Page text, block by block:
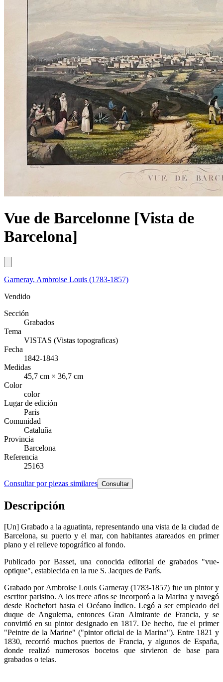
Vue de Barcelonne [Vista de
Barcelona]
Garneray, Ambroise Louis (1783-1857)
Vendido
Sección
Grabados
Tema
VISTAS (Vistas topograficas)
Fecha
1842-1843
Medidas
45,7 cm × 36,7 cm
Color
color
Lugar de edición
Paris
Comunidad
Cataluña
Provincia
Barcelona
Referencia
25163
Consultar por piezas similares Consultar
Descripción
[Un] Grabado a la aguatinta, representando una vista de la ciudad de
Barcelona, su puerto y el mar, con habitantes atareados en primer
plano y el relieve topográfico al fondo.
Publicado por Basset, una conocida editorial de grabados "vue-
optique", establecida en la rue S. Jacques de París.
Grabado por Ambroise Louis Garneray (1783-1857) fue un pintor y
escritor parisino. A los trece años se incorporó a la Marina y navegó
desde Rochefort hasta el Océano Índico. Legó a ser empleado del
duque de Angulema, entonces Gran Almirante de Francia, y se
convirtió en su pintor designado en 1817. De hecho, fue el primer
"Peintre de la Marine" ("pintor oficial de la Marina"). Entre 1821 y
1830, recorrió muchos puertos de Francia, y algunos de España,
donde realizó numerosos bocetos que sirvieron de base para
grabados o telas.